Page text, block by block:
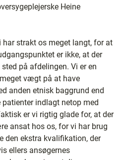
Heine
strakt os meget langt, for at
er ikke, at der
på afdelingen. Vi er en
vægt på at have
anden etnisk baggrund end
indlagt netop med
er vi rigtig glade for, at der
ansat hos os, for vi har brug
den ekstra kvalifikation, der
ellers ansøgernes